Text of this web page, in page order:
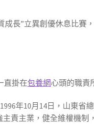
長”立異創優休息比
直掛在包養網心頭的職責
年10月14日，山東省
主業，健全維權機制